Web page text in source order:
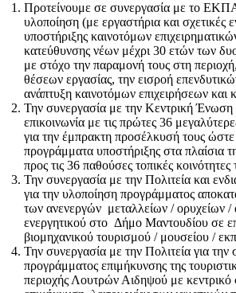
Προτείνουμε σε συνεργασία με το
υλοποίηση (με εργαστήρια και σχετικές
υποστήριξης καινοτόμων
κατεύθυνσης νέων μέχρι 30 ετών των
με στόχο την παραμονή τους στη
θέσεων εργασίας, την εισροή
ανάπτυξη καινοτόμων επιχειρήσεων και
Την συνεργασία με την Κεντρική Ένωση
επικοινωνία με τις πρώτες 36
για την έμπρακτη προσέλκυσή τους
προγράμματα υποστήριξης στα πλαίσια
προς τις 36 παθούσες τοπικές
Την συνεργασία με την Πολιτεία και
για την υλοποίηση προγράμματος
των ανενεργών μεταλλείων / ορυχείων /
ενεργητικού στο Δήμο Μαντουδίου σε
βιομηχανικού τουρισμού / μουσείου /
Την συνεργασία με την Πολιτεία για
προγράμματος επιμήκυνσης της
περιοχής Λουτρών Αιδηψού με κεντρικό